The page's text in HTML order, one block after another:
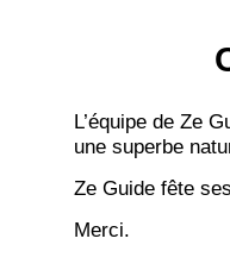
L’équipe de Ze
une superbe
Ze Guide fête
Merci.